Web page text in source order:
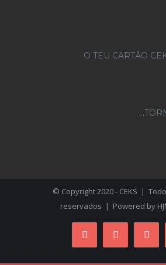
O TEU CARTÃO
© Copyright 2020 - CEKS |
reservados | Powered by
FacebookInstagram